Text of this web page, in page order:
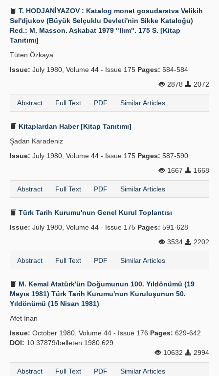
T. HODJANİYAZOV : Katalog monet gosudarstva Velikih
Sel'djukov (Büyük Selçuklu Devleti'nin Sikke Kataloğu)
Red.: M. Masson. Aşkabat 1979 "Ilım". 175 S. [Kitap
Tanıtımı]
Tüten Özkaya
Issue: July 1980, Volume 44 - Issue 175 Pages: 584-584
2878
2072
Abstract Full Text PDF Similar Articles
Kitaplardan Haber [Kitap Tanıtımı]
Şadan Karadeniz
Issue: July 1980, Volume 44 - Issue 175 Pages: 587-590
1667
1668
Abstract Full Text PDF Similar Articles
Türk Tarih Kurumu'nun Genel Kurul Toplantısı
Issue: July 1980, Volume 44 - Issue 175 Pages: 591-628
3534
2202
Abstract Full Text PDF Similar Articles
M. Kemal Atatürk'ün Doğumunun 100. Yıldönümü (19
Mayıs 1981) Türk Tarih Kurumu'nun Kuruluşunun 50.
Yıldönümü (15 Nisan 1981)
Afet İnan
Issue: October 1980, Volume 44 - Issue 176 Pages: 629-642
DOI: 10.37879/belleten.1980.629
10632
2994
Abstract Full Text PDF Similar Articles